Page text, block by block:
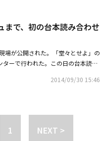
まで、初の台本読み合わせ
場が公開された。「堂々とせよ」の
ーで行われた。この日の台本読み
は、最初は多少緊張した様子だった
を演じ、現場を更に熱くした。ベ
「堂々とせよ」は、3人の男女が一
2014/09/30 15:46
1 NEXT >